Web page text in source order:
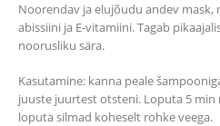
Noorendav ja elujõudu andev
abissiini ja E-vitamiini. Tagab
noorusliku sära.
Kasutamine: kanna peale
juuste juurtest otsteni. Loputa 5 min
loputa silmad koheselt rohke veega.